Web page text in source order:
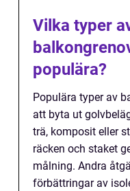
Vilka typer
populära?
Populära typer av
att byta ut
trä, komposit eller
räcken och staket
målning. Andra
förbättringar av